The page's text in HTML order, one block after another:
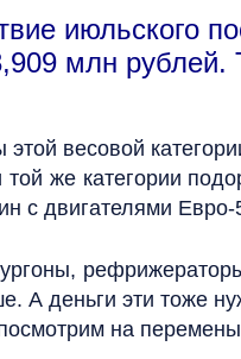
июльского
млн
весовой
же категории
с двигателями
А деньги эти тоже
на